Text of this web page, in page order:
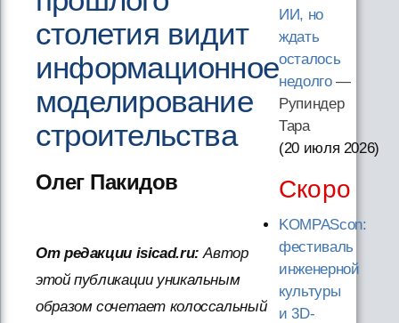
столетия видит
информационное
моделирование
строительства
Олег Пакидов
От редакции isicad.ru: Автор
этой публикации уникальным
образом сочетает колоссальный
ИИ, но
ждать
осталось
недолго—
Рупиндер
Тара
(20 июля 2026)
Скоро
KOMPAScon:
фестиваль
инженерной
культуры
и 3D-